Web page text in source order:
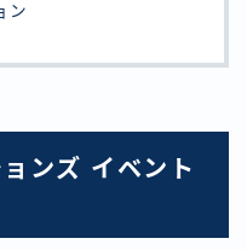
ン
ンズ イベント